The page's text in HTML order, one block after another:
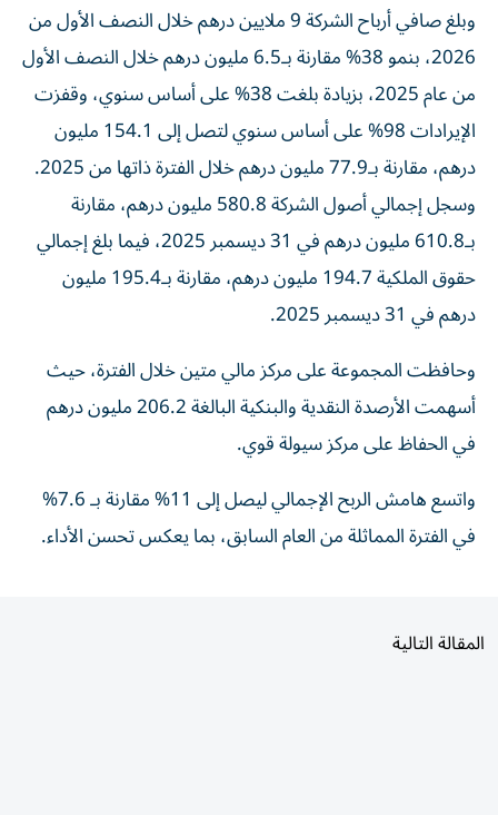
وبلغ صافي أرباح الشركة 9 ملايين درهم خلال النصف الأول من
2026، بنمو 38% مقارنة بـ6.5 مليون درهم خلال النصف الأول
من عام 2025، بزيادة بلغت 38% على أساس سنوي، وقفزت
الإيرادات 98% على أساس سنوي لتصل إلى 154.1 مليون
درهم، مقارنة بـ77.9 مليون درهم خلال الفترة ذاتها من 2025.
وسجل إجمالي أصول الشركة 580.8 مليون درهم، مقارنة
بـ610.8 مليون درهم في 31 ديسمبر 2025، فيما بلغ إجمالي
حقوق الملكية 194.7 مليون درهم، مقارنة بـ195.4 مليون
درهم في 31 ديسمبر 2025.
وحافظت المجموعة على مركز مالي متين خلال الفترة، حيث
أسهمت الأرصدة النقدية والبنكية البالغة 206.2 مليون درهم
في الحفاظ على مركز سيولة قوي.
واتسع هامش الربح الإجمالي ليصل إلى 11% مقارنة بـ 7.6%
في الفترة المماثلة من العام السابق، بما يعكس تحسن الأداء.
المقالة التالية